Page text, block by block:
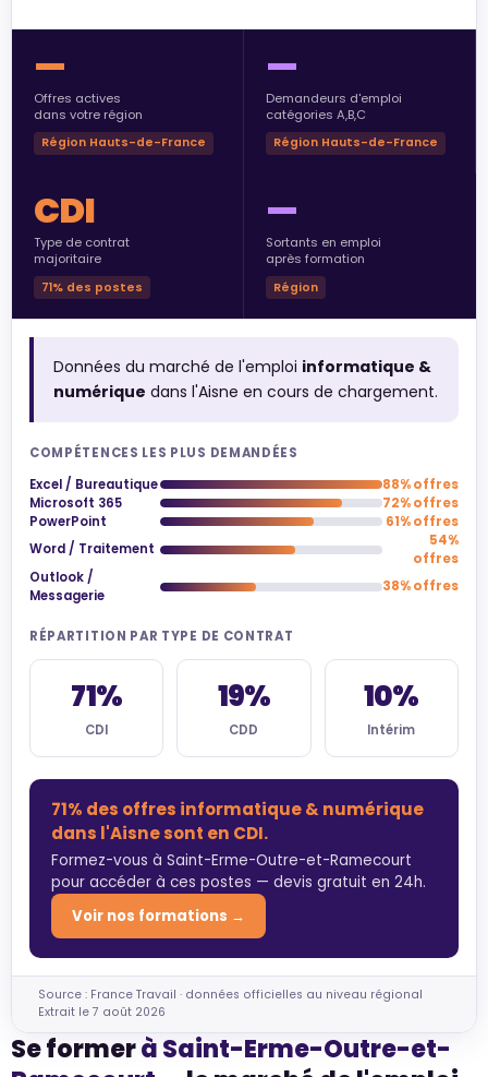
—
Offres actives
dans votre région
Région Hauts-de-France
—
Demandeurs d'emploi
catégories A,B,C
Région Hauts-de-France
CDI
Type de contrat
majoritaire
71% des postes
—
Sortants en emploi
après formation
Région
Données du marché de l'emploi informatique &
numérique dans l'Aisne en cours de chargement.
COMPÉTENCES LES PLUS DEMANDÉES
Excel / Bureautique
88% offres
Microsoft 365
72% offres
PowerPoint
61% offres
Word / Traitement
54%
offres
Outlook /
Messagerie
38% offres
RÉPARTITION PAR TYPE DE CONTRAT
71%
CDI
19%
CDD
10%
Intérim
71% des offres informatique & numérique
dans l'Aisne sont en CDI.
Formez-vous à Saint-Erme-Outre-et-Ramecourt
pour accéder à ces postes — devis gratuit en 24h.
Voir nos formations →
Source : France Travail · données officielles au niveau régional
Extrait le 7 août 2026
Se formerà Saint-Erme-Outre-et-